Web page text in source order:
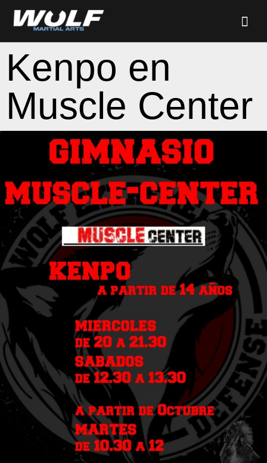
Kenpo en
Muscle Center